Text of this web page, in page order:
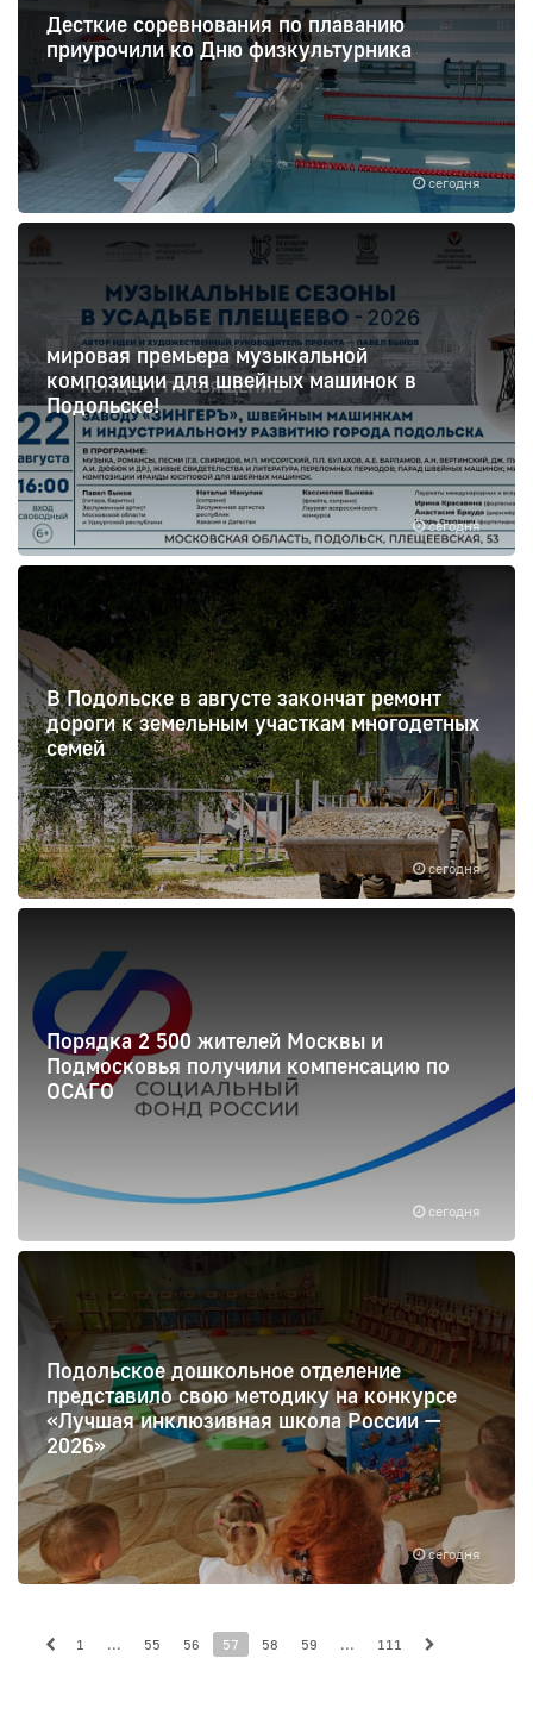
сегодня
Десткие соревнования по плаванию
приурочили ко Дню физкультурника
сегодня
мировая премьера музыкальной
композиции для швейных машинок в
Подольске!
сегодня
В Подольске в августе закончат ремонт
дороги к земельным участкам многодетных
семей
сегодня
Порядка 2 500 жителей Москвы и
Подмосковья получили компенсацию по
ОСАГО
сегодня
Подольское дошкольное отделение
представило свою методику на конкурсе
«Лучшая инклюзивная школа России —
2026»
1 ... 55 56 57 58 59 ... 111